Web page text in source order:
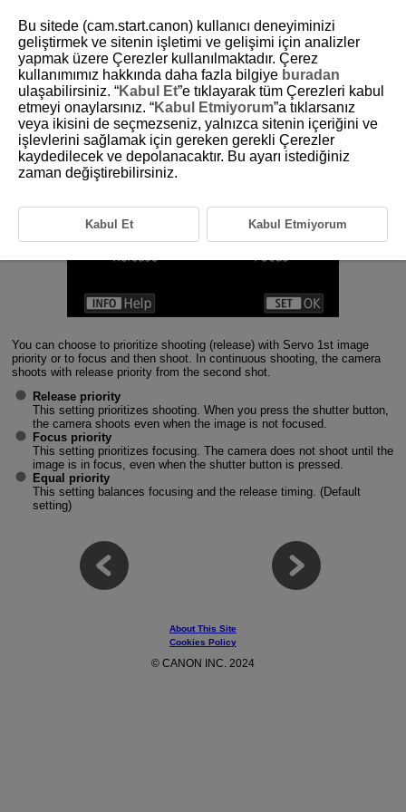
1-7 Servo 1st Image Priority
Configuring Servo 1st image priority actions
You can choose to prioritize shooting (release) with Servo 1st image
priority or to focus and then shoot. In continuous shooting, the camera
shoots with release priority from the second shot.
Release priority
This setting prioritizes shooting. When you press the shutter button,
the camera shoots even when the image is not focused.
Focus priority
This setting prioritizes focusing. The camera does not shoot until the
image is in focus, even when the shutter button is pressed.
Equal priority
This setting balances focusing and the release timing. (Default
setting)
About This Site
Cookies Policy
© CANON INC. 2024
Bu sitede (cam.start.canon) kullanıcı deneyiminizi
geliştirmek ve sitenin işletimi ve gelişimi için analizler
yapmak üzere Çerezler kullanılmaktadır. Çerez
kullanımımız hakkında daha fazla bilgiye buradan
ulaşabilirsiniz. “Kabul Et”e tıklayarak tüm Çerezleri kabul
etmeyi onaylarsınız. “Kabul Etmiyorum”a tıklarsanız
veya ikisini de seçmezseniz, yalnızca sitenin içeriğini ve
işlevlerini sağlamak için gereken gerekli Çerezler
kaydedilecek ve depolanacaktır. Bu ayarı istediğiniz
zaman değiştirebilirsiniz.
Kabul Et Kabul Etmiyorum